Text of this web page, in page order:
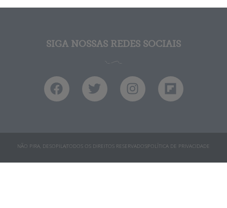
SIGA NOSSAS REDES SOCIAIS
NÃO PIRA, DESOPILATODOS OS DIREITOS RESERVADOSPOLÍTICA DE PRIVACIDADE